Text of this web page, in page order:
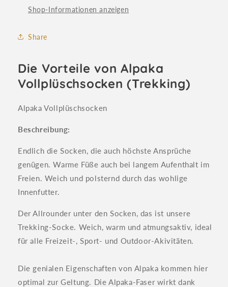
Shop-Informationen anzeigen
Share
Die Vorteile von Alpaka
Vollplüschsocken (Trekking)
Alpaka Vollplüschsocken
Beschreibung:
Endlich die Socken, die auch höchste Ansprüche
genügen. Warme Füße auch bei langem Aufenthalt im
Freien. Weich und polsternd durch das wohlige
Innenfutter.
Der Allrounder unter den Socken, das ist unsere
Trekking-Socke. Weich, warm und atmungsaktiv, ideal
für alle Freizeit-, Sport- und Outdoor-Akivitäten.
Die genialen Eigenschaften von Alpaka kommen hier
optimal zur Geltung. Die Alpaka-Faser wirkt dank